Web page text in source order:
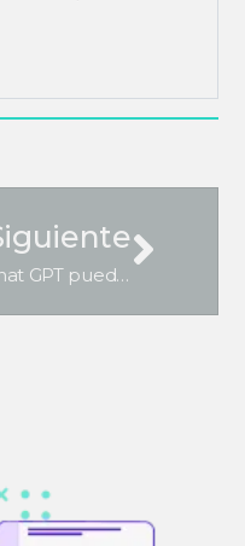
¿Chat GPT puede mejorar el SEO de una página web?